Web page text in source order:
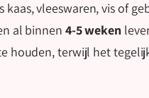
vleeswaren, vis of
al binnen 4-5 weken
houden, terwijl het